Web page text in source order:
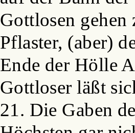
Gottlosen gehen
Pflaster, (aber)
Ende der Hölle
Gottloser läßt
21. Die Gaben